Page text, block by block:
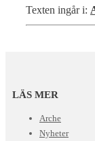
Texten ingår i:
LÄS MER
Arche
Nyheter